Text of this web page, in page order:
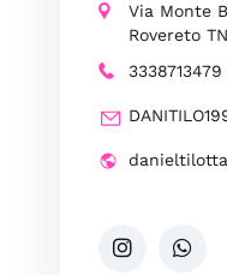
Via Monte
Rovereto TN
3338713479